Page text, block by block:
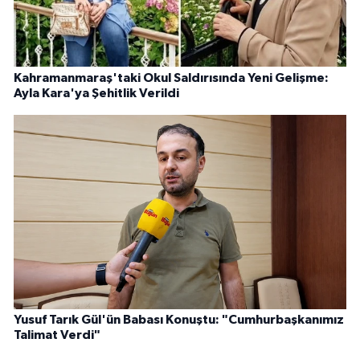
Kahramanmaraş'taki Okul Saldırısında Yeni Gelişme:
Ayla Kara'ya Şehitlik Verildi
Yusuf Tarık Gül'ün Babası Konuştu: "Cumhurbaşkanımız
Talimat Verdi"